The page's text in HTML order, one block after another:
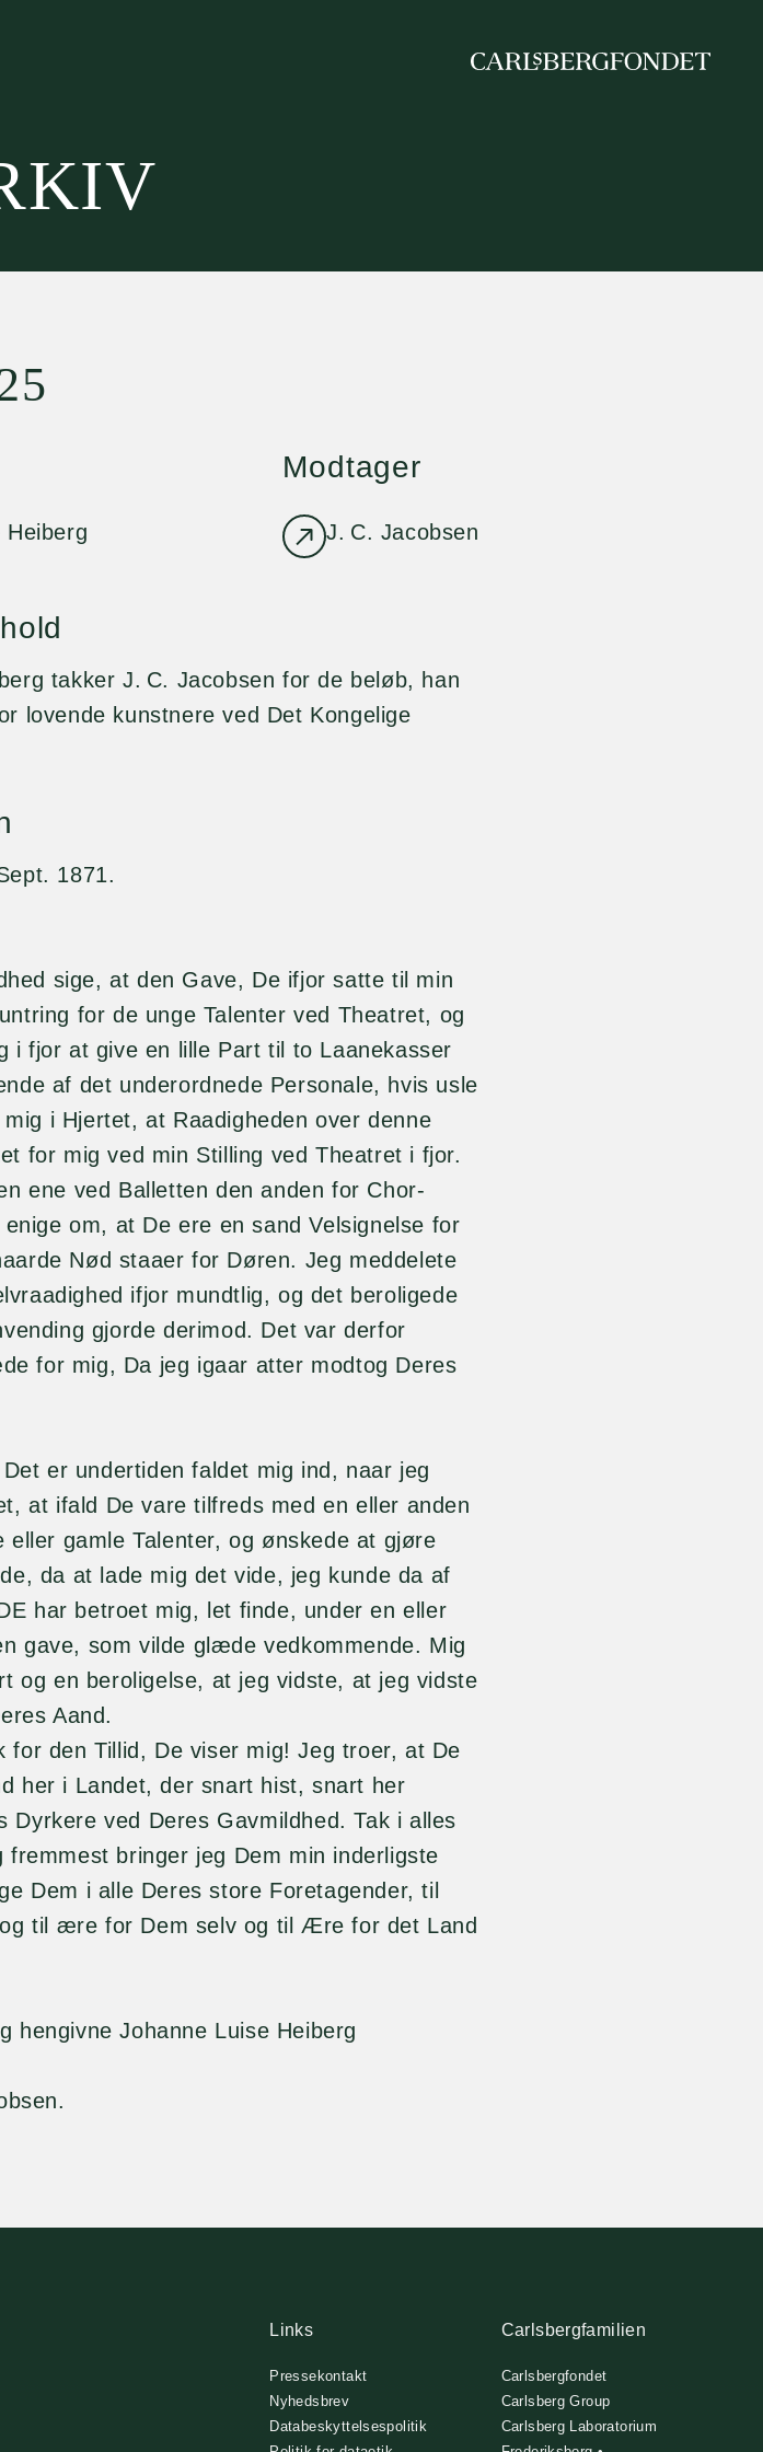
Heiberg
Modtager
J. C. Jacobsen
takker J. C. Jacobsen for de beløb, han
lovende kunstnere ved Det Kongelige
1871.
sige, at den Gave, De ifjor satte til min
for de unge Talenter ved Theatret, og
i fjor at give en lille Part til to Laanekasser
af det underordnede Personale, hvis usle
i Hjertet, at Raadigheden over denne
for mig ved min Stilling ved Theatret i fjor.
ene ved Balletten den anden for Chor-
om, at De ere en sand Velsignelse for
Nød staaer for Døren. Jeg meddelete
ifjor mundtlig, og det beroligede
gjorde derimod. Det var derfor
for mig, Da jeg igaar atter modtog Deres
er undertiden faldet mig ind, naar jeg
at ifald De vare tilfreds med en eller anden
gamle Talenter, og ønskede at gjøre
da at lade mig det vide, jeg kunde da af
har betroet mig, let finde, under en eller
gave, som vilde glæde vedkommende. Mig
og en beroligelse, at jeg vidste, at jeg vidste
Aand.
for den Tillid, De viser mig! Jeg troer, at De
her i Landet, der snart hist, snart her
Dyrkere ved Deres Gavmildhed. Tak i alles
fremmest bringer jeg Dem min inderligste
Dem i alle Deres store Foretagender, til
til ære for Dem selv og til Ære for det Land
hengivne Johanne Luise Heiberg
Links
Pressekontakt
Nyhedsbrev
Databeskyttelsespolitik
Carlsbergfamilien
Carlsbergfondet
Carlsberg Group
Carlsberg Laboratorium